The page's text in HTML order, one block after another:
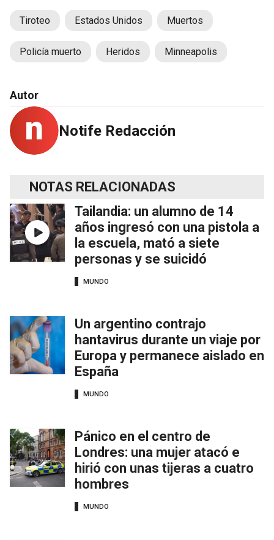
Tiroteo Estados Unidos Muertos
Policía muerto Heridos Minneapolis
Autor
Notife Redacción
NOTAS RELACIONADAS
Tailandia: un alumno de 14
años ingresó con una pistola a
la escuela, mató a siete
personas y se suicidó
MUNDO
Un argentino contrajo
hantavirus durante un viaje por
Europa y permanece aislado en
España
MUNDO
Pánico en el centro de
Londres: una mujer atacó e
hirió con unas tijeras a cuatro
hombres
MUNDO